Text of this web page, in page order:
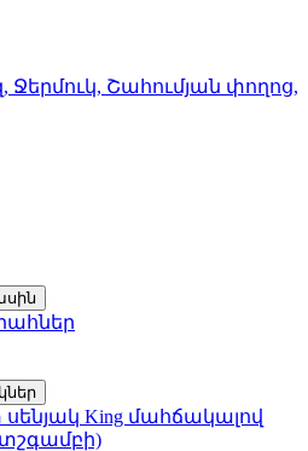
, Ջերմուկ, Շահումյան փողոց,
King մահճակալով